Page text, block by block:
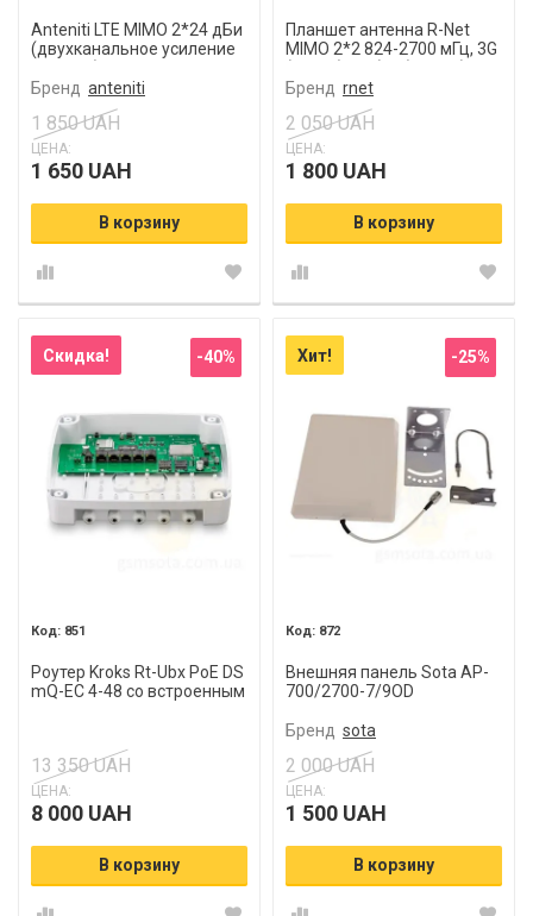
Anteniti LTE MIMO 2*24 дБи
(двухканальное усиление
Бренд anteniti
1 850 UAH
ЦЕНА:
1 650 UAH
В корзину
Планшет антенна R-Net
MIMO 2*2 824-2700 мГц, 3G
Advanced Pro) 17 дб
Бренд rnet
2 050 UAH
ЦЕНА:
1 800 UAH
В корзину
Скидка! -40%
851
Роутер Kroks Rt-Ubx PoE DS
mQ-EC 4-48 со встроенным
13 350 UAH
ЦЕНА:
8 000 UAH
В корзину
Хит! -25%
872
Внешняя панель Sota AP-
700/2700-7/9OD
Бренд sota
2 000 UAH
ЦЕНА:
1 500 UAH
В корзину